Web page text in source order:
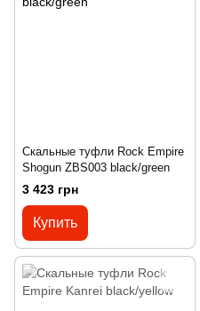
Скальные туфли Rock Empire
Shogun ZBS003 black/green
3 423 грн
Купить